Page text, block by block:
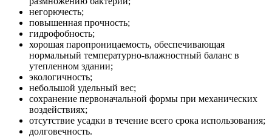
негорючесть;
повышенная прочность;
гидрофобность;
хорошая паропроницаемость, обеспечивающая
нормальный температурно-влажностный баланс в
утепленном здании;
экологичность;
небольшой удельный вес;
сохранение первоначальной формы при механических
воздействиях;
отсутствие усадки в течение всего срока использования;
долговечность.